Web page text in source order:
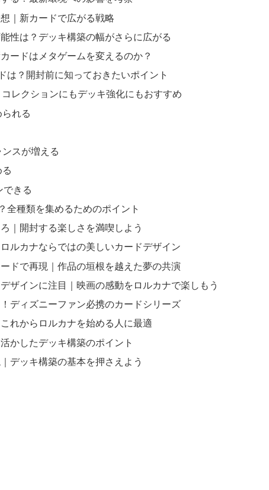
｜新カードで広がる戦略
性は？デッキ構築の幅がさらに広がる
ードはメタゲームを変えるのか？
は？開封前に知っておきたいポイント
レクションにもデッキ強化にもおすすめ
れる
スが増える
できる
全種類を集めるためのポイント
｜開封する楽しさを満喫しよう
ルカナならではの美しいカードデザイン
ドで再現｜作品の垣根を越えた夢の共演
ザインに注目｜映画の感動をロルカナで楽しもう
ディズニーファン必携のカードシリーズ
れからロルカナを始める人に最適
かしたデッキ構築のポイント
デッキ構築の基本を押さえよう